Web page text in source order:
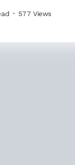
577 Views